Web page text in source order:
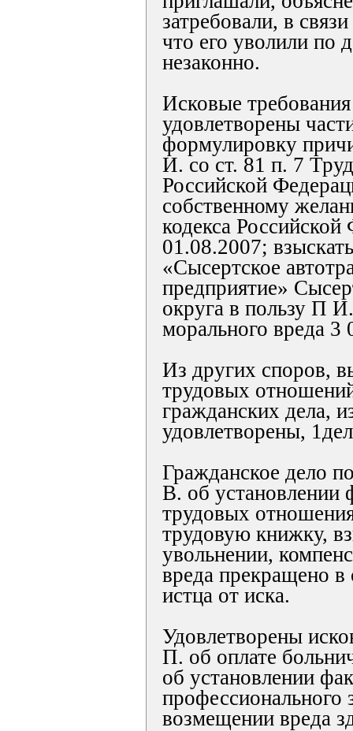
затребовали, в
что его уволили по
незаконно.
Исковые
удовлетворены
формулировку
И. со ст. 81 п. 7
Российской
собственному
кодекса
01.08.2007;
«Сысертское
предприятие»
округа в пользу П
морального вреда 3
Из других споров,
трудовых
гражданских дела,
удовлетворены,
Гражданское дело
В. об установлении
трудовых
трудовую книжку,
увольнении,
вреда прекращено в
истца от иска.
Удовлетворены
П. об оплате
об установлении
профессионального
возмещении вреда